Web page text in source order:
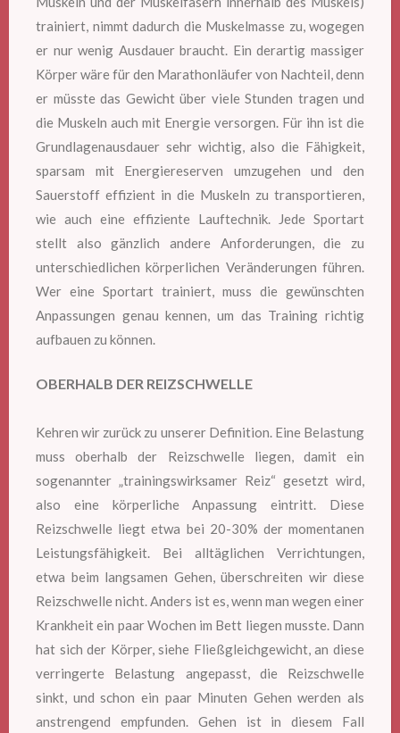
trainiert, nimmt dadurch die Muskelmasse zu, wogegen
er nur wenig Ausdauer braucht. Ein derartig massiger
Körper wäre für den Marathonläufer von Nachteil, denn
er müsste das Gewicht über viele Stunden tragen und
die Muskeln auch mit Energie versorgen. Für ihn ist die
Grundlagenausdauer sehr wichtig, also die Fähigkeit,
sparsam mit Energiereserven umzugehen und den
Sauerstoff effizient in die Muskeln zu transportieren,
wie auch eine effiziente Lauftechnik. Jede Sportart
stellt also gänzlich andere Anforderungen, die zu
unterschiedlichen körperlichen Veränderungen führen.
Wer eine Sportart trainiert, muss die gewünschten
Anpassungen genau kennen, um das Training richtig
aufbauen zu können.
OBERHALB DER REIZSCHWELLE
Kehren wir zurück zu unserer Definition. Eine Belastung
muss oberhalb der Reizschwelle liegen, damit ein
sogenannter „trainingswirksamer Reiz“ gesetzt wird,
also eine körperliche Anpassung eintritt. Diese
Reizschwelle liegt etwa bei 20-30% der momentanen
Leistungsfähigkeit. Bei alltäglichen Verrichtungen,
etwa beim langsamen Gehen, überschreiten wir diese
Reizschwelle nicht. Anders ist es, wenn man wegen einer
Krankheit ein paar Wochen im Bett liegen musste. Dann
hat sich der Körper, siehe Fließgleichgewicht, an diese
verringerte Belastung angepasst, die Reizschwelle
sinkt, und schon ein paar Minuten Gehen werden als
anstrengend empfunden. Gehen ist in diesem Fall